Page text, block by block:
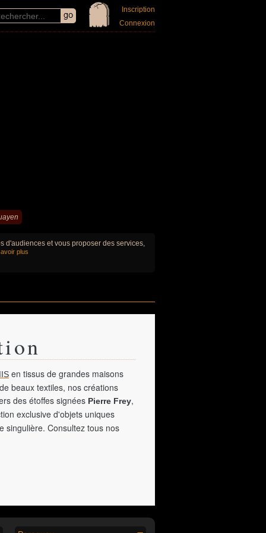
Inscription
Connexion
d'audiences et vous proposer des services,
plus
en tissus de grandes maisons
beaux textiles, nos créations
des étoffes signées Pierre Frey,
exclusive d'objets uniques
singulière. Consultez tous nos